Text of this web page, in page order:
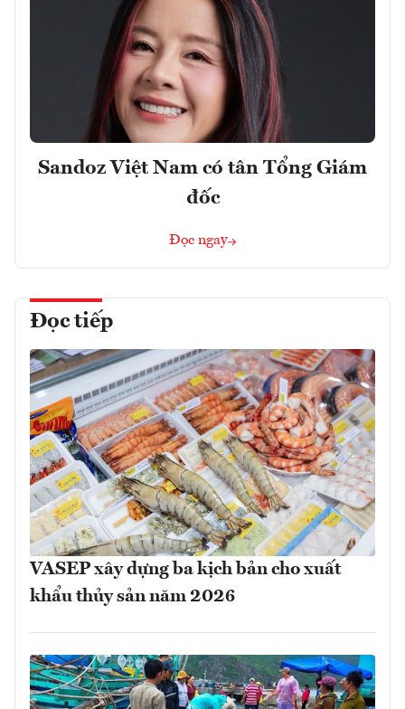
Sandoz Việt Nam có tân Tổng Giám
đốc
Đọc ngay
Đọc tiếp
VASEP xây dựng ba kịch bản cho xuất
khẩu thủy sản năm 2026